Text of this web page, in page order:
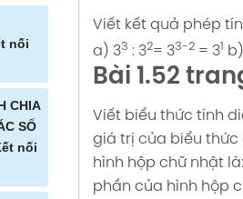
5
11
cuộc
cuộc
BÌNH
nối
cuộc
CHIA
SỐ
nối
Viết kết quả phép
a) 33 : 32= 33-2 = 31
Bài 1.52
Viết biểu thức tính
giá trị của biểu thức
hình hộp chữ nhật
phần của hình hộp